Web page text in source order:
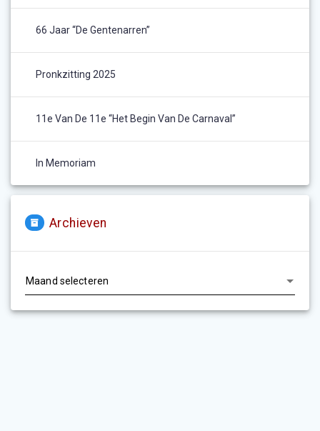
66 Jaar “De Gentenarren”
Pronkzitting 2025
11e Van De 11e “het Begin Van De Carnaval”
In Memoriam
Archieven